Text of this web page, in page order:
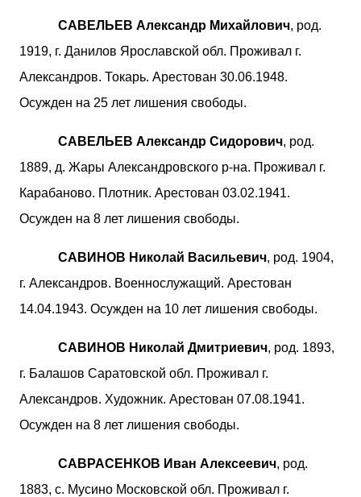
САВЕЛЬЕВ Александр Михайлович, род.
1919, г. Данилов Ярославской обл. Проживал г.
Александров. Токарь. Арестован 30.06.1948.
Осужден на 25 лет лишения свободы.
САВЕЛЬЕВ Александр Сидорович, род.
1889, д. Жары Александровского р-на. Проживал г.
Карабаново. Плотник. Арестован 03.02.1941.
Осужден на 8 лет лишения свободы.
САВИНОВ Николай Васильевич, род. 1904,
г. Александров. Военнослужащий. Арестован
14.04.1943. Осужден на 10 лет лишения свободы.
САВИНОВ Николай Дмитриевич, род. 1893,
г. Балашов Саратовской обл. Проживал г.
Александров. Художник. Арестован 07.08.1941.
Осужден на 8 лет лишения свободы.
САВРАСЕНКОВ Иван Алексеевич, род.
1883, с. Мусино Московской обл. Проживал г.